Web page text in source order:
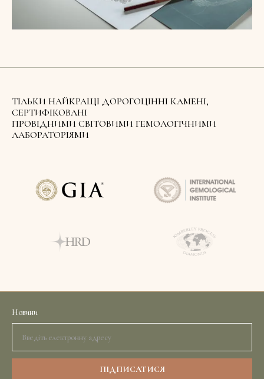
ТІЛЬКИ НАЙКРАЩІ ДОРОГОЦІННІ КАМЕНІ,
СЕРТИФІКОВАНІ
ПРОВІДНИМИ СВІТОВИМИ ГЕМОЛОГІЧНИМИ
ЛАБОРАТОРІЯМИ
Новини